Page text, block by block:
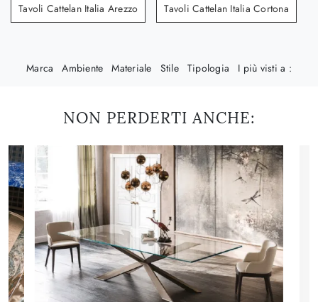
Tavoli Cattelan Italia Arezzo Tavoli Cattelan Italia Cortona
Marca Ambiente Materiale Stile Tipologia I più visti a :
NON PERDERTI ANCHE: